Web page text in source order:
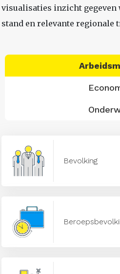
visualisaties inzicht gegeven
stand en relevante regionale
Bevolking